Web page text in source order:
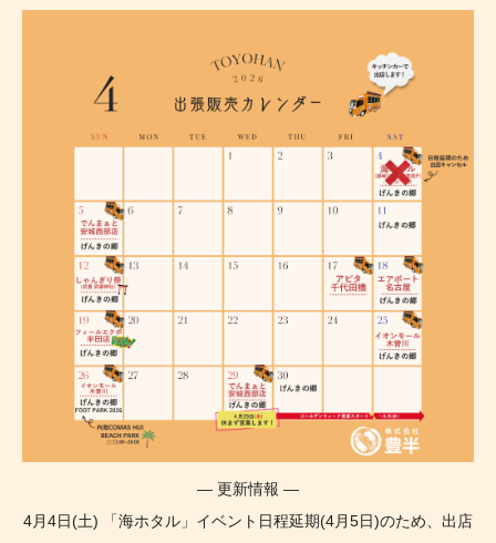
— 更新情報 —
4月4日(土) 「海ホタル」イベント日程延期(4月5日)のため、出店